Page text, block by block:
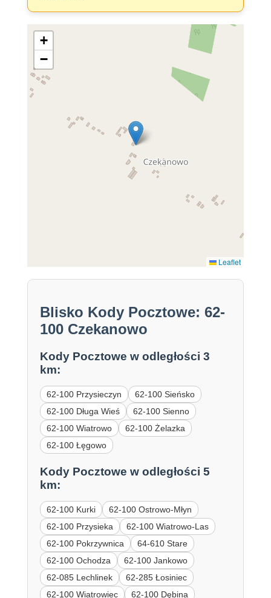
+
−
Leaflet
Blisko Kody Pocztowe: 62-
100 Czekanowo
Kody Pocztowe w odległości 3
km:
62-100 Przysieczyn
62-100 Sieńsko
62-100 Długa Wieś
62-100 Sienno
62-100 Wiatrowo
62-100 Żelazka
62-100 Łęgowo
Kody Pocztowe w odległości 5
km:
62-100 Kurki
62-100 Ostrowo-Młyn
62-100 Przysieka
62-100 Wiatrowo-Las
62-100 Pokrzywnica
64-610 Stare
62-100 Ochodza
62-100 Jankowo
62-085 Lechlinek
62-285 Łosiniec
62-100 Wiatrowiec
62-100 Dębina